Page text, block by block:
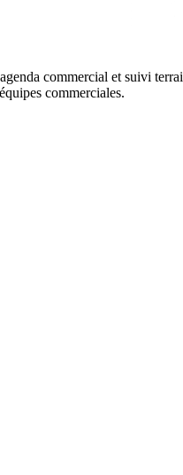
commercial et suivi
commerciales.